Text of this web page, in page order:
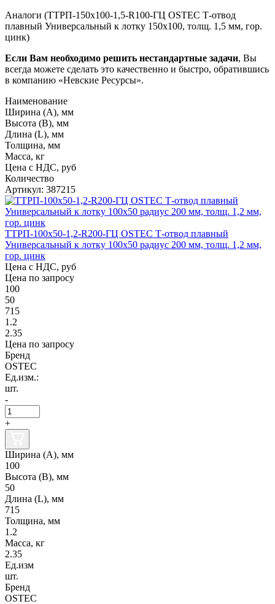
Аналоги (ТТРП-150х100-1,5-R100-ГЦ OSTEC Т-отвод
плавный Универсальный к лотку 150х100, толщ. 1,5 мм, гор.
цинк)
Если Вам необходимо решить нестандартные задачи, Вы
всегда можете сделать это качественно и быстро, обратившись
в компанию «Невские Ресурсы».
Наименование
Ширина (А), мм
Высота (В), мм
Длина (L), мм
Толщина, мм
Масса, кг
Цена с НДС, руб
Количество
Артикул: 387215
ТТРП-100х50-1,2-R200-ГЦ OSTEC Т-отвод плавный
Универсальный к лотку 100х50 радиус 200 мм, толщ. 1,2 мм,
гор. цинк
Цена с НДС, руб
Цена по запросу
100
50
715
1.2
2.35
Цена по запросу
Бренд
OSTEC
Ед.изм.:
шт.
-
+
Ширина (А), мм
100
Высота (В), мм
50
Длина (L), мм
715
Толщина, мм
1.2
Масса, кг
2.35
Ед.изм
шт.
Бренд
OSTEC